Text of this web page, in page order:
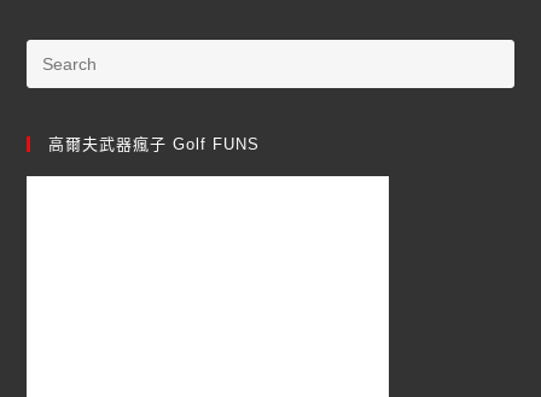
高爾夫武器瘋子 Golf FUNS